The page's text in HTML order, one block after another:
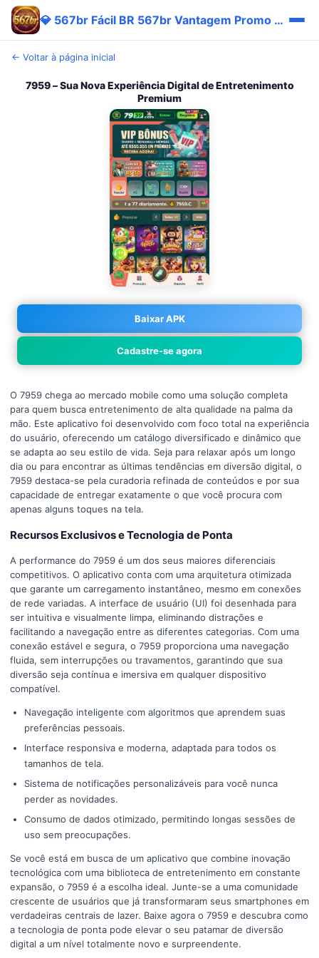
💎 567br Fácil BR 567br Vantagem Promo App
← Voltar à página inicial
7959 – Sua Nova Experiência Digital de Entretenimento
Premium
Baixar APK
Cadastre-se agora
O 7959 chega ao mercado mobile como uma solução completa
para quem busca entretenimento de alta qualidade na palma da
mão. Este aplicativo foi desenvolvido com foco total na experiência
do usuário, oferecendo um catálogo diversificado e dinâmico que
se adapta ao seu estilo de vida. Seja para relaxar após um longo
dia ou para encontrar as últimas tendências em diversão digital, o
7959 destaca-se pela curadoria refinada de conteúdos e por sua
capacidade de entregar exatamente o que você procura com
apenas alguns toques na tela.
Recursos Exclusivos e Tecnologia de Ponta
A performance do 7959 é um dos seus maiores diferenciais
competitivos. O aplicativo conta com uma arquitetura otimizada
que garante um carregamento instantâneo, mesmo em conexões
de rede variadas. A interface de usuário (UI) foi desenhada para
ser intuitiva e visualmente limpa, eliminando distrações e
facilitando a navegação entre as diferentes categorias. Com uma
conexão estável e segura, o 7959 proporciona uma navegação
fluida, sem interrupções ou travamentos, garantindo que sua
diversão seja contínua e imersiva em qualquer dispositivo
compatível.
Navegação inteligente com algoritmos que aprendem suas
preferências pessoais.
Interface responsiva e moderna, adaptada para todos os
tamanhos de tela.
Sistema de notificações personalizáveis para você nunca
perder as novidades.
Consumo de dados otimizado, permitindo longas sessões de
uso sem preocupações.
Se você está em busca de um aplicativo que combine inovação
tecnológica com uma biblioteca de entretenimento em constante
expansão, o 7959 é a escolha ideal. Junte-se a uma comunidade
crescente de usuários que já transformaram seus smartphones em
verdadeiras centrais de lazer. Baixe agora o 7959 e descubra como
a tecnologia de ponta pode elevar o seu patamar de diversão
digital a um nível totalmente novo e surpreendente.